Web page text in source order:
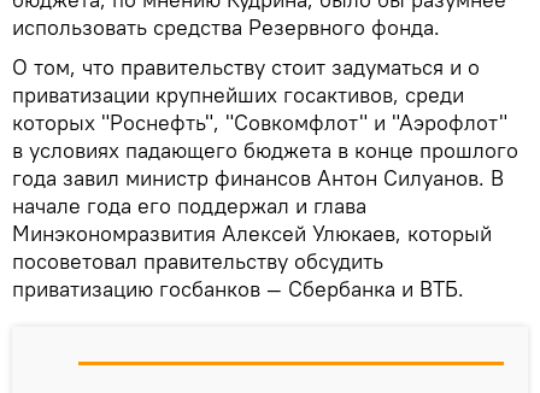
использовать средства Резервного фонда.
О том, что правительству стоит задуматься и о
приватизации крупнейших госактивов, среди
которых "Роснефть", "Совкомфлот" и "Аэрофлот"
в условиях падающего бюджета в конце прошлого
года завил министр финансов Антон Силуанов. В
начале года его поддержал и глава
Минэкономразвития Алексей Улюкаев, который
посоветовал правительству обсудить
приватизацию госбанков — Сбербанка и ВТБ.